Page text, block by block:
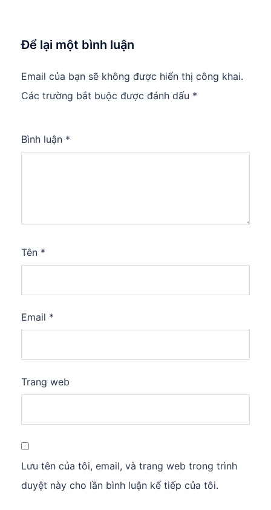
Để lại một bình luận
Email của bạn sẽ không được hiển thị công khai.
Các trường bắt buộc được đánh dấu *
Bình luận *
Tên *
Email *
Trang web
Lưu tên của tôi, email, và trang web trong trình
duyệt này cho lần bình luận kế tiếp của tôi.